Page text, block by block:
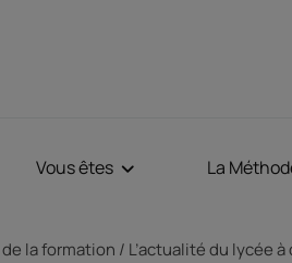
Vous êtes La
la formation L’actualité du lycée